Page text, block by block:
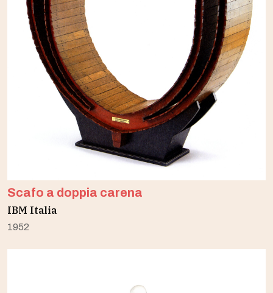
Scafo a doppia carena
IBM Italia
1952